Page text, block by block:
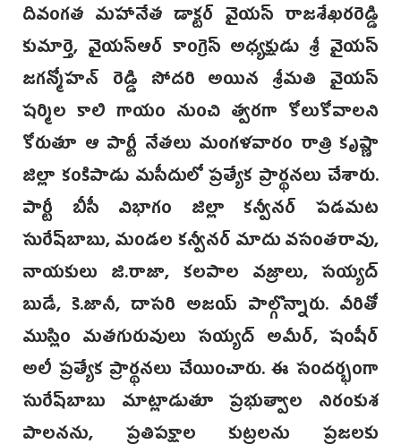
దివంగత మహానేత డాక్టర్ వైయస్ రాజశేఖరరెడ్డి
కుమార్తె, వైయస్ఆర్ కాంగ్రెస్ అధ్యక్షుడు శ్రీ వైయస్
జగన్మోహన్‌ రెడ్డి సోదరి అయిన శ్రీమతి వైయస్
షర్మిల కాలి గాయం నుంచి త్వరగా కోలుకోవాలని
కోరుతూ ఆ పార్టీ నేతలు మంగళవారం రాత్రి కృష్ణా
జిల్లా కంకిపాడు మసీదులో ప్రత్యేక ప్రార్థనలు చేశారు.
పార్టీ బీసీ విభాగం జిల్లా కన్వీనర్ పడమట
సురేష్‌బాబు, మండల కన్వీనర్ మాదు వసంతరావు,
నాయకులు జి.రాజా, కలపాల వజ్రాలు, సయ్యద్
బుడే, కె.జానీ, దాసరి అజయ్ పాల్గొన్నారు. వీరితో
ముస్లిం మతగురువులు సయ్యద్ అమీర్, షంషీర్
అలీ ప్రత్యేక ప్రార్థనలు చేయించారు. ఈ సందర్భంగా
సురేష్‌బాబు మాట్లాడుతూ ప్రభుత్వాల నిరంకుశ
పాలనను, ప్రతిపక్షాల కుట్రలను ప్రజలకు